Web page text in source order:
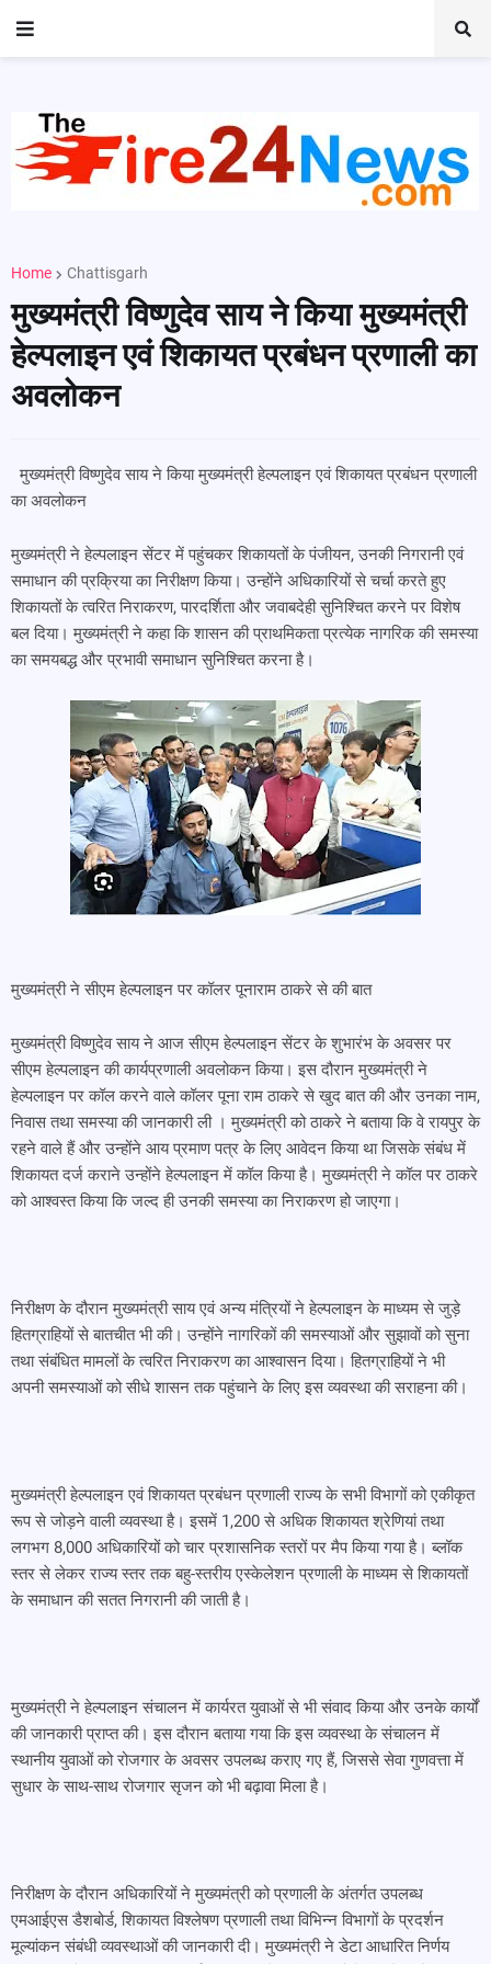
Home Chattisgarh
मुख्यमंत्री विष्णुदेव साय ने किया मुख्यमंत्री
हेल्पलाइन एवं शिकायत प्रबंधन प्रणाली का
अवलोकन
मुख्यमंत्री विष्णुदेव साय ने किया मुख्यमंत्री हेल्पलाइन एवं शिकायत प्रबंधन प्रणाली
का अवलोकन
मुख्यमंत्री ने हेल्पलाइन सेंटर में पहुंचकर शिकायतों के पंजीयन, उनकी निगरानी एवं
समाधान की प्रक्रिया का निरीक्षण किया। उन्होंने अधिकारियों से चर्चा करते हुए
शिकायतों के त्वरित निराकरण, पारदर्शिता और जवाबदेही सुनिश्चित करने पर विशेष
बल दिया। मुख्यमंत्री ने कहा कि शासन की प्राथमिकता प्रत्येक नागरिक की समस्या
का समयबद्ध और प्रभावी समाधान सुनिश्चित करना है।
मुख्यमंत्री ने सीएम हेल्पलाइन पर कॉलर पूनाराम ठाकरे से की बात
मुख्यमंत्री विष्णुदेव साय ने आज सीएम हेल्पलाइन सेंटर के शुभारंभ के अवसर पर
सीएम हेल्पलाइन की कार्यप्रणाली अवलोकन किया। इस दौरान मुख्यमंत्री ने
हेल्पलाइन पर कॉल करने वाले कॉलर पूना राम ठाकरे से खुद बात की और उनका नाम,
निवास तथा समस्या की जानकारी ली । मुख्यमंत्री को ठाकरे ने बताया कि वे रायपुर के
रहने वाले हैं और उन्होंने आय प्रमाण पत्र के लिए आवेदन किया था जिसके संबंध में
शिकायत दर्ज कराने उन्होंने हेल्पलाइन में कॉल किया है। मुख्यमंत्री ने कॉल पर ठाकरे
को आश्वस्त किया कि जल्द ही उनकी समस्या का निराकरण हो जाएगा।
निरीक्षण के दौरान मुख्यमंत्री साय एवं अन्य मंत्रियों ने हेल्पलाइन के माध्यम से जुड़े
हितग्राहियों से बातचीत भी की। उन्होंने नागरिकों की समस्याओं और सुझावों को सुना
तथा संबंधित मामलों के त्वरित निराकरण का आश्वासन दिया। हितग्राहियों ने भी
अपनी समस्याओं को सीधे शासन तक पहुंचाने के लिए इस व्यवस्था की सराहना की।
मुख्यमंत्री हेल्पलाइन एवं शिकायत प्रबंधन प्रणाली राज्य के सभी विभागों को एकीकृत
रूप से जोड़ने वाली व्यवस्था है। इसमें 1,200 से अधिक शिकायत श्रेणियां तथा
लगभग 8,000 अधिकारियों को चार प्रशासनिक स्तरों पर मैप किया गया है। ब्लॉक
स्तर से लेकर राज्य स्तर तक बहु-स्तरीय एस्केलेशन प्रणाली के माध्यम से शिकायतों
के समाधान की सतत निगरानी की जाती है।
मुख्यमंत्री ने हेल्पलाइन संचालन में कार्यरत युवाओं से भी संवाद किया और उनके कार्यों
की जानकारी प्राप्त की। इस दौरान बताया गया कि इस व्यवस्था के संचालन में
स्थानीय युवाओं को रोजगार के अवसर उपलब्ध कराए गए हैं, जिससे सेवा गुणवत्ता में
सुधार के साथ-साथ रोजगार सृजन को भी बढ़ावा मिला है।
निरीक्षण के दौरान अधिकारियों ने मुख्यमंत्री को प्रणाली के अंतर्गत उपलब्ध
एमआईएस डैशबोर्ड, शिकायत विश्लेषण प्रणाली तथा विभिन्न विभागों के प्रदर्शन
मूल्यांकन संबंधी व्यवस्थाओं की जानकारी दी। मुख्यमंत्री ने डेटा आधारित निर्णय